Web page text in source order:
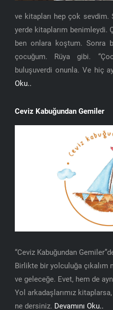
ve kitapları hep çok sevdim.
yerde kitaplarım benimleydi.
ben onlara koştum. Sonra
çocuğum. Rüya gibi.
buluşuverdi onunla. Ve hiç
Oku..
Ceviz Kabuğundan Gemiler
“Ceviz Kabuğundan
Birlikte bir yolculuğa çıkalım
ve geleceğe. Evet, hem de
Yol arkadaşlarımız
ne dersiniz. Devamını Oku..